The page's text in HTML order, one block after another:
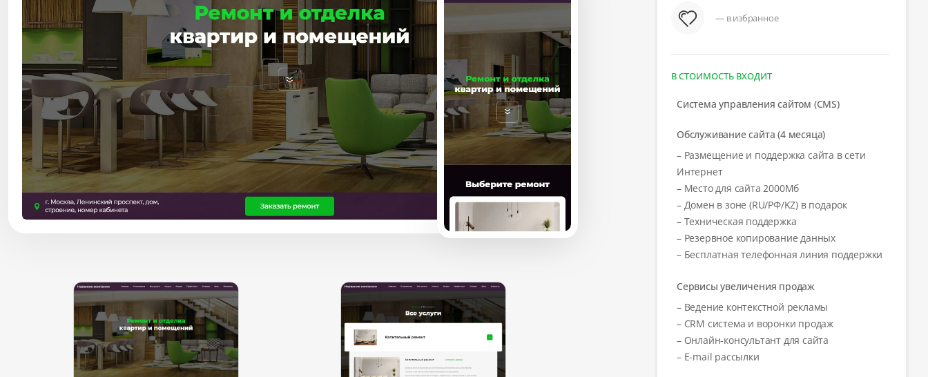
— в избранное
В СТОИМОСТЬ ВХОДИТ
Система управления сайтом (CMS)
Обслуживание сайта (4 месяца)
– Размещение и поддержка сайта в сети
Интернет
– Место для сайта 2000Мб
– Домен в зоне (RU/РФ/KZ) в подарок
– Техническая поддержка
– Резервное копирование данных
– Бесплатная телефонная линия поддержки
Сервисы увеличения продаж
– Ведение контекстной рекламы
– CRM система и воронки продаж
– Онлайн-консультант для сайта
– E-mail рассылки